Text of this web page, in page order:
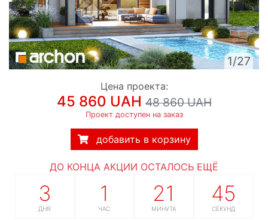
1/27
Цена проекта:
45 860 UAH48 860 UAH
Проект доступен на заказ
добавить в корзину
ДО КОНЦА АКЦИИ ОСТАЛОСЬ ЕЩЁ
3
ДНЯ
1
ЧАС
21
МИНУТА
44
СЕКУНДЫ